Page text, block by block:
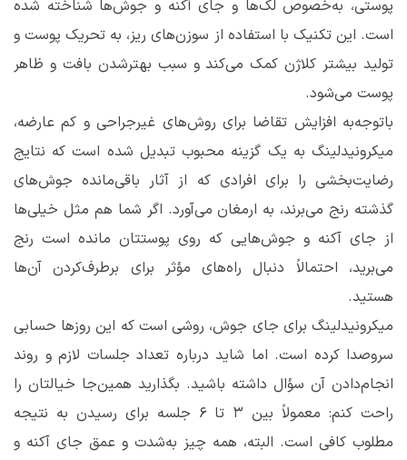
پوستی، به‌خصوص لک‌ها و جای آکنه و جوش‌ها شناخته شده
است. این تکنیک با استفاده از سوزن‌های ریز، به تحریک پوست و
تولید بیشتر کلاژن کمک می‌کند و سبب بهترشدن بافت و ظاهر
پوست می‌شود.
باتوجه‌به افزایش تقاضا برای روش‌های غیرجراحی و کم عارضه،
میکرونیدلینگ به یک گزینه محبوب تبدیل شده است که نتایج
رضایت‌بخشی را برای افرادی که از آثار باقی‌مانده جوش‌های
گذشته رنج می‌برند، به ارمغان می‌آورد. اگر شما هم مثل خیلی‌ها
از جای آکنه و جوش‌هایی که روی پوستتان مانده است رنج
می‌برید، احتمالاً دنبال راه‌های مؤثر برای برطرف‌کردن آن‌ها
هستید.
میکرونیدلینگ برای جای جوش، روشی است که این روزها حسابی
سروصدا کرده است. اما شاید درباره تعداد جلسات لازم و روند
انجام‌دادن آن سؤال داشته باشید. بگذارید همین‌جا خیالتان را
راحت کنم: معمولاً بین ۳ تا ۶ جلسه برای رسیدن به نتیجه
مطلوب کافی است. البته، همه چیز به‌شدت و عمق جای آکنه و